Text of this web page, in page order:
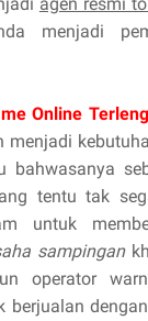
menjadi
Online
menjadi
bahwasanya
tentu tak
untuk
sampingan
operator
berjualan